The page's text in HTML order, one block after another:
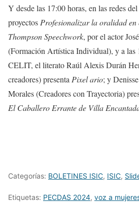
Y desde las 17:00 horas, en las redes
proyectosProfesionalizar la oralidad en
Thompson Speechwork, por el actor
(Formación Artística Individual), y a las
CELIT, el literato Raúl Alexis Durán
creadores) presentaPixel ario; y
Morales (Creadores con Trayectoria)
El Caballero Errante de Villa
Categorías: BOLETINES ISIC, ISIC,
Etiquetas: PECDAS 2024, voz a